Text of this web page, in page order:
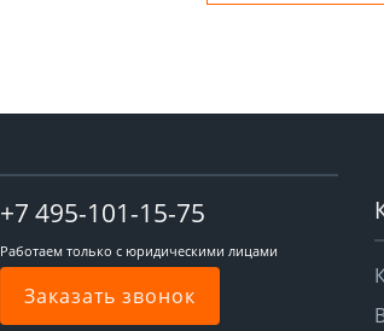
+7 495-101-15-75
Работаем только с юридическими лицами
Заказать звонок